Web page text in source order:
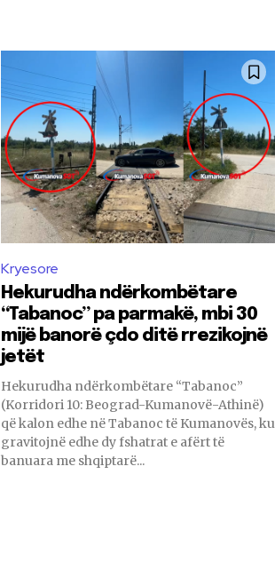
Kryesore
Hekurudha ndërkombëtare
“Tabanoc” pa parmakë, mbi 30
mijë banorë çdo ditë rrezikojnë
jetët
Hekurudha ndërkombëtare “Tabanoc”
(Korridori 10: Beograd-Kumanovë-Athinë)
që kalon edhe në Tabanoc të Kumanovës, ku
gravitojnë edhe dy fshatrat e afërt të
banuara me shqiptarë...